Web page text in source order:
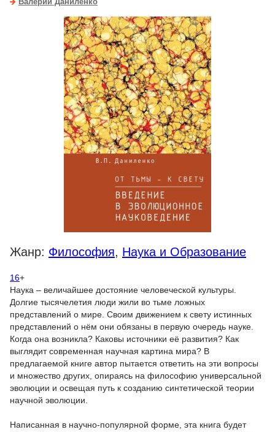
Валерий Даниленко
Жанр: Философия, Наука и Образование
16+
Наука – величайшее достояние человеческой культуры.
Долгие тысячелетия люди жили во тьме ложных
представлений о мире. Своим движением к свету истинных
представлений о нём они обязаны в первую очередь науке.
Когда она возникла? Каковы источники её развития? Как
выглядит современная научная картина мира? В
предлагаемой книге автор пытается ответить на эти вопросы
и множество других, опираясь на философию универсальной
эволюции и освещая путь к созданию синтетической теории
научной эволюции.
Написанная в научно-популярной форме, эта книга будет